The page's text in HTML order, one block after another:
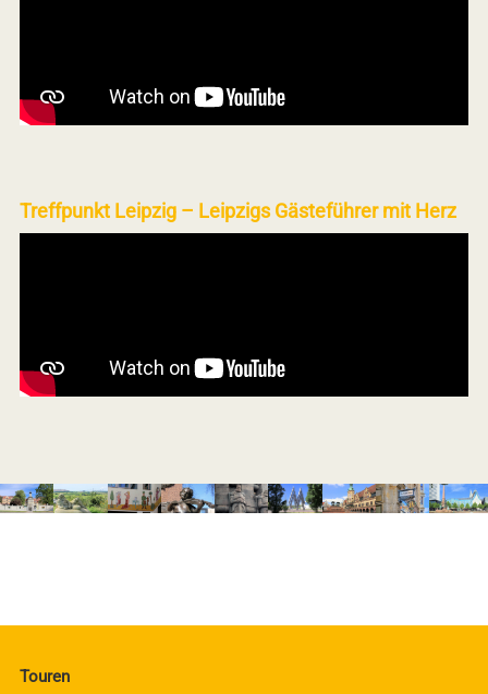
Treffpunkt Leipzig – Leipzigs Gästeführer mit Herz
Touren